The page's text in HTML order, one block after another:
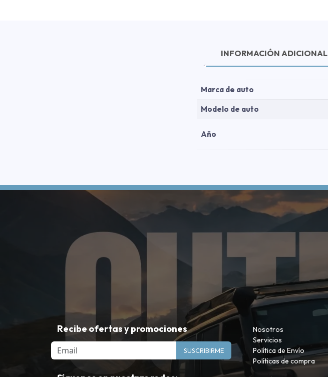
INFORMACIÓN ADICIONAL
Marca de auto
Modelo de auto
Año
Recibe ofertas y promociones
Email SUSCRIBIRME
Nosotros
Servicios
Política de Envío
Políticas de compra